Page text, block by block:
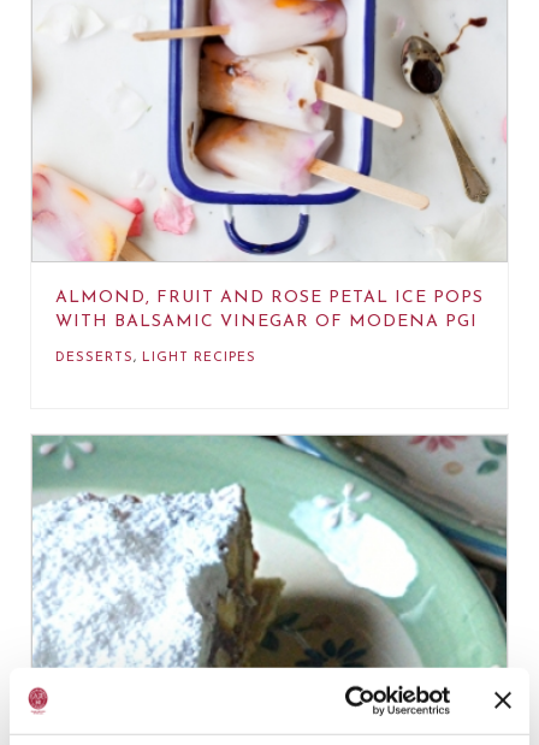
ALMOND, FRUIT AND ROSE PETAL ICE POPS
WITH BALSAMIC VINEGAR OF MODENA PGI
DESSERTS, LIGHT RECIPES